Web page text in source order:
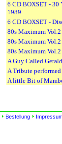
6 CD BOXSET - 30
1989
6 CD BOXSET -
80s Maximum Vol.2
80s Maximum Vol.2
80s Maximum Vol.2
A Guy Called Gerald
A Tribute
A little Bit of
Air & Style Vol.7
Bestellung